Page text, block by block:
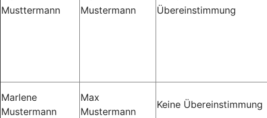
Musttermann
Mustermann
Übereinstimmung
Marlene
Mustermann
Max
Mustermann
Keine Übereinstimmung